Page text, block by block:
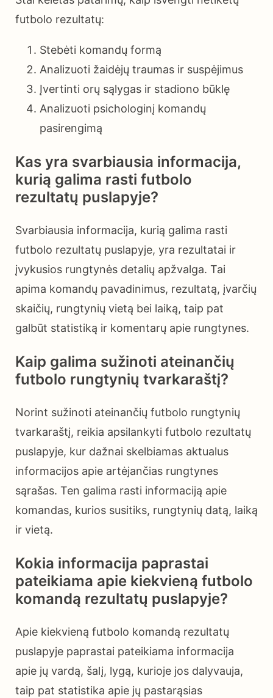
futbolo rezultatų:
Stebėti komandų formą
Analizuoti žaidėjų traumas ir suspėjimus
Įvertinti orų sąlygas ir stadiono būklę
Analizuoti psichologinį komandų
pasirengimą
Kas yra svarbiausia informacija,
kurią galima rasti futbolo
rezultatų puslapyje?
Svarbiausia informacija, kurią galima rasti
futbolo rezultatų puslapyje, yra rezultatai ir
įvykusios rungtynės detalių apžvalga. Tai
apima komandų pavadinimus, rezultatą, įvarčių
skaičių, rungtynių vietą bei laiką, taip pat
galbūt statistiką ir komentarų apie rungtynes.
Kaip galima sužinoti ateinančių
futbolo rungtynių tvarkaraštį?
Norint sužinoti ateinančių futbolo rungtynių
tvarkaraštį, reikia apsilankyti futbolo rezultatų
puslapyje, kur dažnai skelbiamas aktualus
informacijos apie artėjančias rungtynes
sąrašas. Ten galima rasti informaciją apie
komandas, kurios susitiks, rungtynių datą, laiką
ir vietą.
Kokia informacija paprastai
pateikiama apie kiekvieną futbolo
komandą rezultatų puslapyje?
Apie kiekvieną futbolo komandą rezultatų
puslapyje paprastai pateikiama informacija
apie jų vardą, šalį, lygą, kurioje jos dalyvauja,
taip pat statistika apie jų pastarąsias